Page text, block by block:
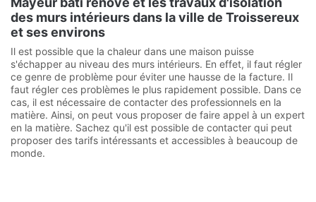
des murs intérieurs dans la ville de Troissereux
et ses environs
Il est possible que la chaleur dans une maison puisse
s'échapper au niveau des murs intérieurs. En effet, il faut régler
ce genre de problème pour éviter une hausse de la facture. Il
faut régler ces problèmes le plus rapidement possible. Dans ce
cas, il est nécessaire de contacter des professionnels en la
matière. Ainsi, on peut vous proposer de faire appel à un expert
en la matière. Sachez qu'il est possible de contacter qui peut
proposer des tarifs intéressants et accessibles à beaucoup de
monde.